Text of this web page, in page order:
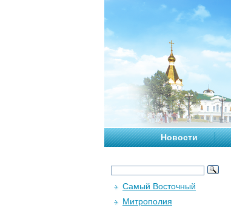
Новости
Самый Восточный
Митрополия